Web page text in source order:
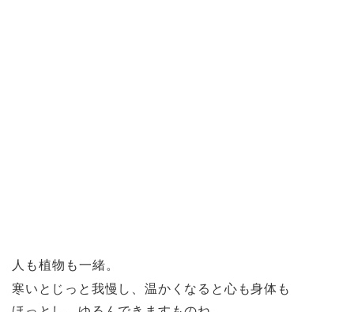
人も植物も一緒。
寒いとじっと我慢し、温かくなると心も身体も